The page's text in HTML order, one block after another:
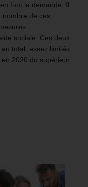
font la demande. Il
nombre de ces
sociale. Ces deux
total, assez limités
2020 du supérieur